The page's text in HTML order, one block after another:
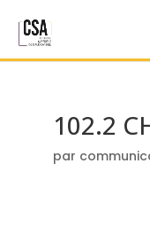
102.2
par